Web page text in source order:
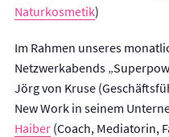
KOSTEN & ABLAUF
ÜBER MICH
BLOG
KONTAKT
Naturkosmetik)
Im Rahmen unseres
Netzwerkabends
Jörg von Kruse
New Work in seinem
Haiber (Coach, Mediatorin,